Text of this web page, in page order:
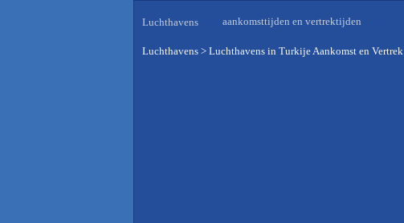
Luchthavens aankomsttijden en vertrektijden
Luchthavens > Luchthavens in Turkije Aankomst en Vertrek